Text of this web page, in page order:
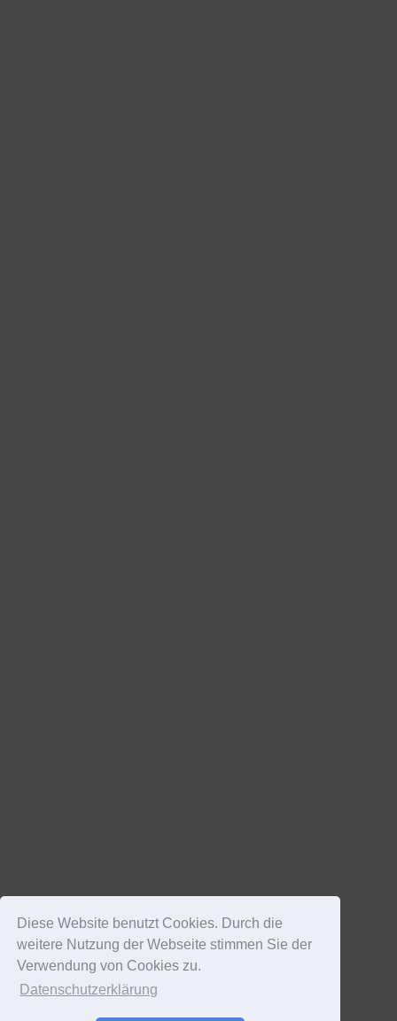
Diese Website benutzt Cookies. Durch die
weitere Nutzung der Webseite stimmen Sie der
Verwendung von Cookies zu.
Datenschutzerklärung